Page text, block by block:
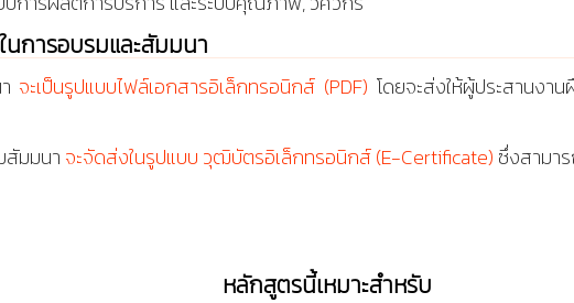
การอบรมและสัมมนา
จะเป็นรูปแบบไฟล์เอกสารอิเล็กทรอนิกส์ (PDF) โดยจะส่งให้ผู้ประสานง
สัมมนา จะจัดส่งในรูปแบบ วุฒิบัตรอิเล็กทรอนิกส์ (E-Certificate) ซึ่งสามา
หลักสูตรนี้เหมาะสำหรับ